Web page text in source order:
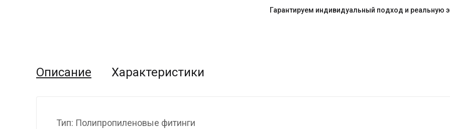
Гарантируем индивидуальный подход и реальную
Описание Характеристики
Тип: Полипропиленовые фитинги